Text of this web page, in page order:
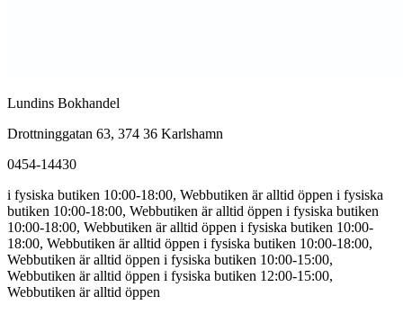
Lundins Bokhandel
Drottninggatan 63, 374 36 Karlshamn
0454-14430
i fysiska butiken 10:00-18:00, Webbutiken är alltid öppen i fysiska
butiken 10:00-18:00, Webbutiken är alltid öppen i fysiska butiken
10:00-18:00, Webbutiken är alltid öppen i fysiska butiken 10:00-
18:00, Webbutiken är alltid öppen i fysiska butiken 10:00-18:00,
Webbutiken är alltid öppen i fysiska butiken 10:00-15:00,
Webbutiken är alltid öppen i fysiska butiken 12:00-15:00,
Webbutiken är alltid öppen